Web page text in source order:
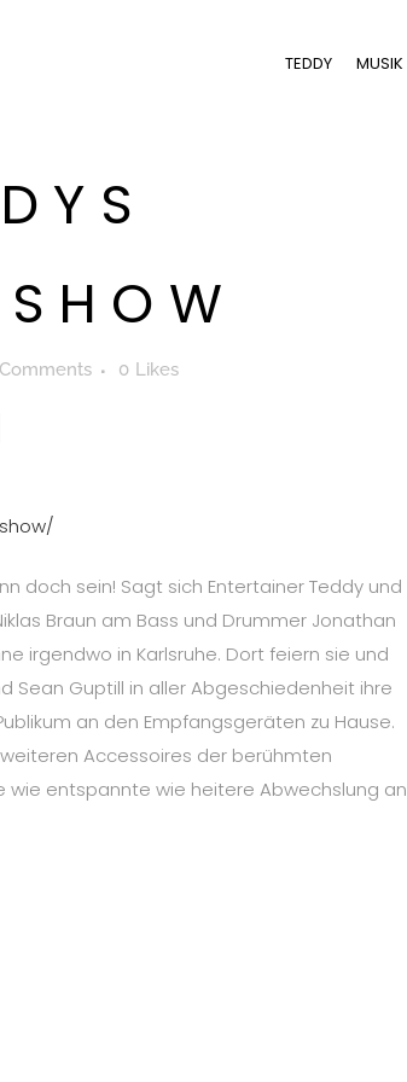
TEDDY MUSIK
0 Likes
doch sein! Sagt sich Entertainer Teddy und
Braun am Bass und Drummer Jonathan
irgendwo in Karlsruhe. Dort feiern sie und
Sean Guptill in aller Abgeschiedenheit ihre
an den Empfangsgeräten zu Hause.
Accessoires der berühmten
wie entspannte wie heitere Abwechslung an